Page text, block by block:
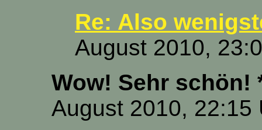
Re: Also
August 2010,
Wow! Sehr schön!
August 2010, 22:15